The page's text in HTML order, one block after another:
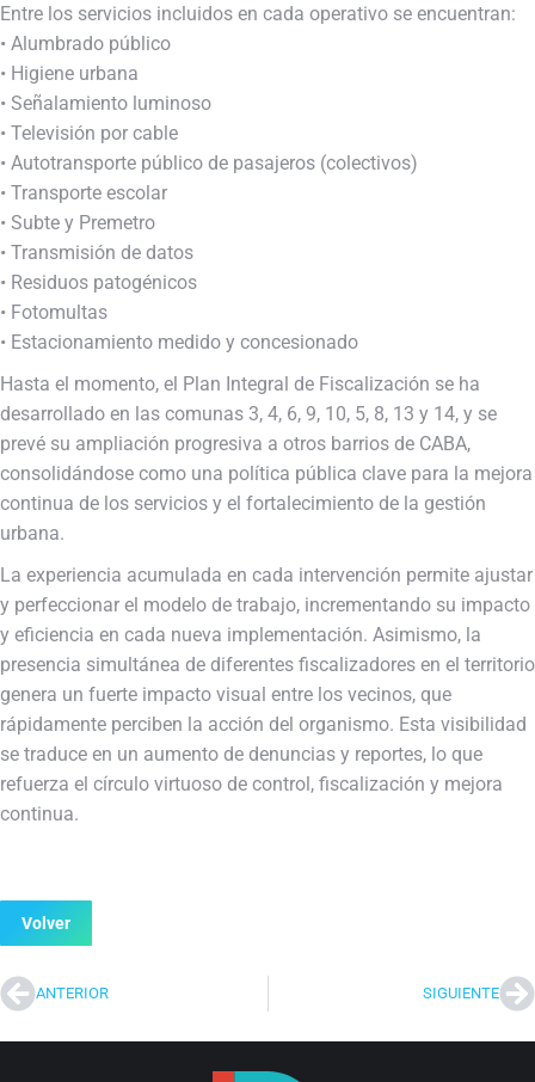
Entre los servicios incluidos en cada operativo se encuentran:
• Alumbrado público
• Higiene urbana
• Señalamiento luminoso
• Televisión por cable
• Autotransporte público de pasajeros (colectivos)
• Transporte escolar
• Subte y Premetro
• Transmisión de datos
• Residuos patogénicos
• Fotomultas
• Estacionamiento medido y concesionado
Hasta el momento, el Plan Integral de Fiscalización se ha
desarrollado en las comunas 3, 4, 6, 9, 10, 5, 8, 13 y 14, y se
prevé su ampliación progresiva a otros barrios de CABA,
consolidándose como una política pública clave para la mejora
continua de los servicios y el fortalecimiento de la gestión
urbana.
La experiencia acumulada en cada intervención permite ajustar
y perfeccionar el modelo de trabajo, incrementando su impacto
y eficiencia en cada nueva implementación. Asimismo, la
presencia simultánea de diferentes fiscalizadores en el territorio
genera un fuerte impacto visual entre los vecinos, que
rápidamente perciben la acción del organismo. Esta visibilidad
se traduce en un aumento de denuncias y reportes, lo que
refuerza el círculo virtuoso de control, fiscalización y mejora
continua.
Volver
ANTERIOR SIGUIENTE